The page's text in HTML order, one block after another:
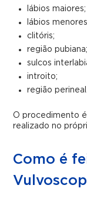
lábios maiores;
lábios
clitóris;
região pubiana;
sulcos
introito;
região perineal.
O procedimento
realizado no
Como é